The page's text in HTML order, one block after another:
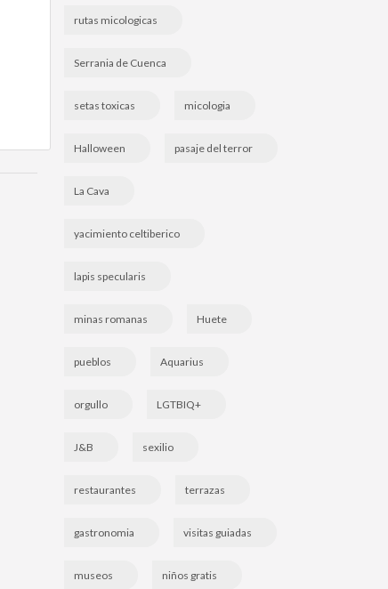
rutas micologicas
Serrania de Cuenca
setas toxicas micologia
Halloween pasaje del terror
La Cava
yacimiento celtiberico
lapis specularis
minas romanas Huete
pueblos Aquarius
orgullo LGTBIQ+
J&B sexilio
restaurantes terrazas
gastronomia visitas guiadas
museos niños gratis